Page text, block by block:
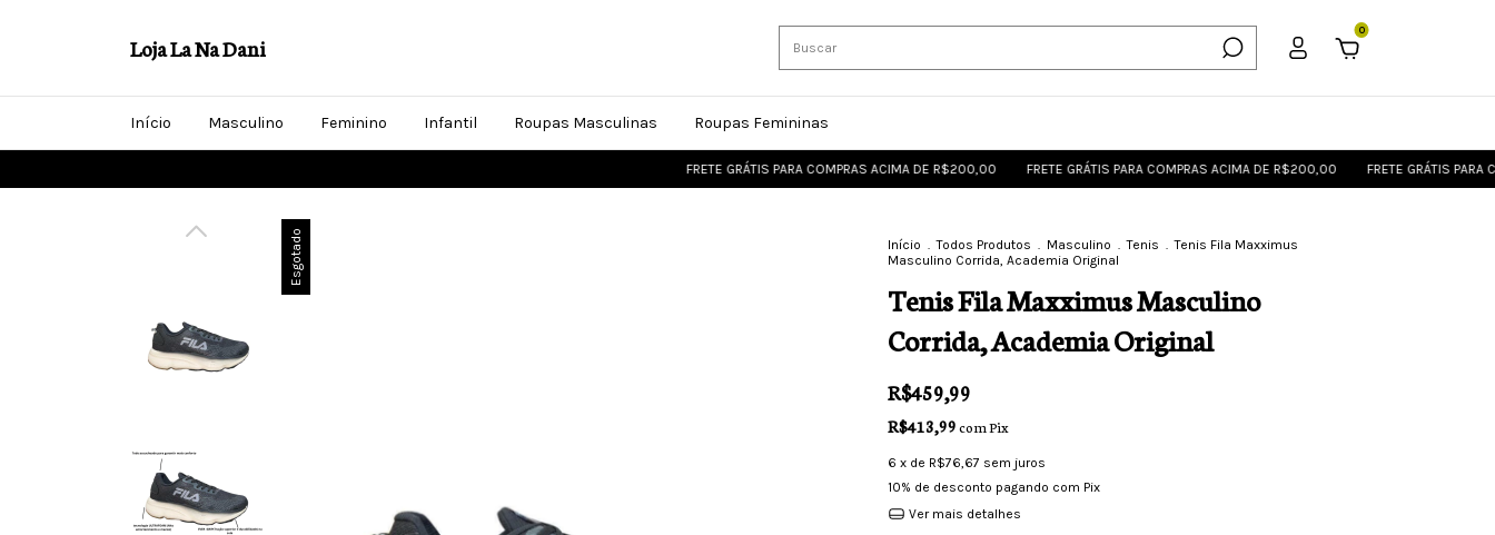
Loja La Na Dani
0
Início Masculino Feminino Infantil Roupas Masculinas Roupas Femininas
FRETE GRÁTIS PARA COMPRAS ACIMA DE R$200,00 FRETE GRÁTIS PARA COMPRAS ACIMA DE R$200,00 FRETE GRÁTIS PARA
Esgotado Início . Todos Produtos . Masculino . Tenis . Tenis Fila Maxximus
Masculino Corrida, Academia Original
Tenis Fila Maxximus Masculino
Corrida, Academia Original
R$459,99
R$413,99comPix
6 x de R$76,67 sem juros
10% de desconto pagando com Pix
Ver mais detalhes